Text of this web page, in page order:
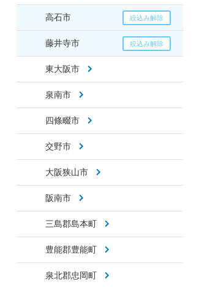
高石市
藤井寺市
東大阪市
泉南市
四條畷市
交野市
大阪狭山市
阪南市
三島郡島本町
豊能郡豊能町
泉北郡忠岡町